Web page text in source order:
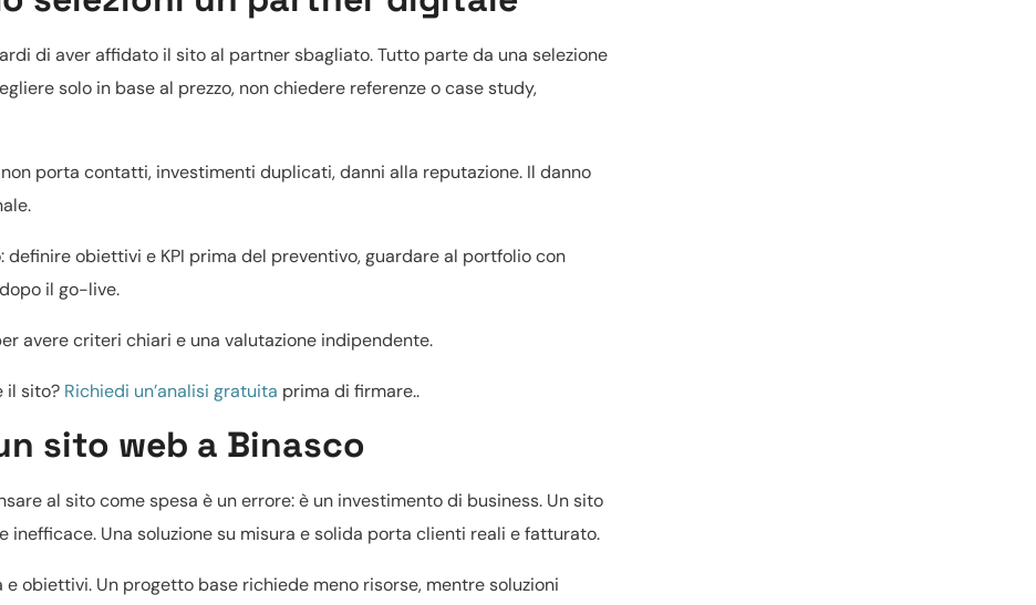
di aver affidato il sito al partner sbagliato. Tutto parte da una selezione
solo in base al prezzo, non chiedere referenze o case study,
porta contatti, investimenti duplicati, danni alla reputazione. Il danno
definire obiettivi e KPI prima del preventivo, guardare al portfolio con
il go-live.
avere criteri chiari e una valutazione indipendente.
il sito? Richiedi un’analisi gratuita prima di firmare..
sito web a Binasco
al sito come spesa è un errore: è un investimento di business. Un sito
Una soluzione su misura e solida porta clienti reali e fatturato.
obiettivi. Un progetto base richiede meno risorse, mentre soluzioni